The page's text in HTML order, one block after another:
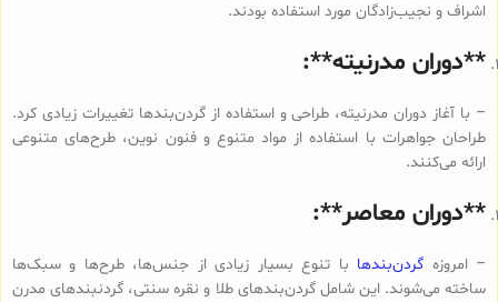
اشراف و نجیب‌زادگان مورد استفاده بودند.
**دوران مدرنیته**:
– با آغاز دوران مدرنیته، طراحی و استفاده از گردن‌بندها تغییرات زیادی کرد.
طراحان جواهرات با استفاده از مواد متنوع و فنون نوین، طرح‌های متنوعی
ارائه می‌کنند.
**دوران معاصر**:
– امروزه گردن‌بندها با تنوع بسیار زیادی از جنس‌ها، طرح‌ها و سبک‌ها
ساخته می‌شوند. این شامل گردن‌بندهای طلا و نقره سنتی، گردنبندهای مدرن